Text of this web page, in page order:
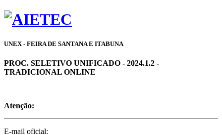
UNEX - FEIRA DE SANTANA E ITABUNA
PROC. SELETIVO UNIFICADO - 2024.1.2 -
TRADICIONAL ONLINE
Atenção:
E-mail oficial: